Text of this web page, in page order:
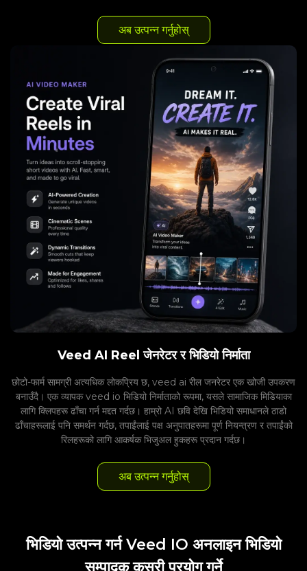
अब उत्पन्न गर्नुहोस्
Veed AI Reel जेनरेटर र भिडियो निर्माता
छोटो-फार्म सामग्री अत्यधिक लोकप्रिय छ, veed ai रील जनरेटर एक खोजी उपकरण
बनाउँदै। एक व्यापक veed io भिडियो निर्माताको रूपमा, यसले सामाजिक मिडियाका
लागि क्लिपहरू ढाँचा गर्न मद्दत गर्दछ। हाम्रो AI छवि देखि भिडियो समाधानले ठाडो
ढाँचाहरूलाई पनि समर्थन गर्दछ, तपाईंलाई पक्ष अनुपातहरूमा पूर्ण नियन्त्रण र तपाईंको
रिलहरूको लागि आकर्षक भिजुअल हुकहरू प्रदान गर्दछ।
अब उत्पन्न गर्नुहोस्
भिडियो उत्पन्न गर्न Veed IO अनलाइन भिडियो
सम्पादक कसरी प्रयोग गर्ने